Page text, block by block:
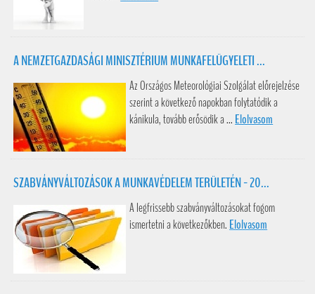
A NEMZETGAZDASÁGI MINISZTÉRIUM MUNKAFELÜGYELETI ...
Az Országos Meteorológiai Szolgálat előrejelzése
szerint a következő napokban folytatódik a
kánikula, tovább erősödik a ... Elolvasom
SZABVÁNYVÁLTOZÁSOK A MUNKAVÉDELEM TERÜLETÉN - 20...
A legfrissebb szabványváltozásokat fogom
ismertetni a következőkben. Elolvasom